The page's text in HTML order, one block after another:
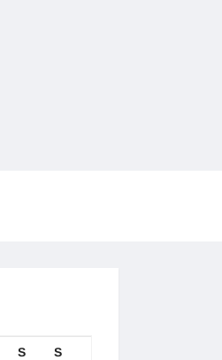
S S